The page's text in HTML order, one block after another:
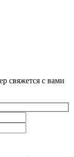
свяжется с вами